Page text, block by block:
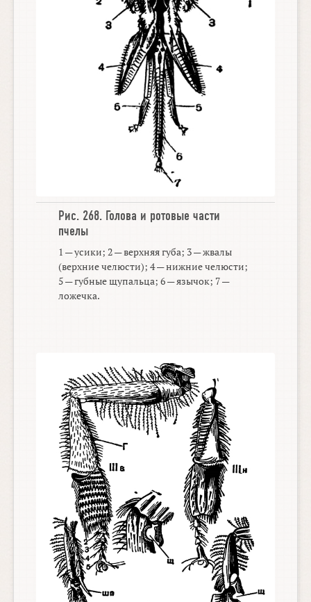
Рис. 268. Голова и ротовые части
пчелы
1 — усики; 2 — верхняя губа; 3 — жвалы
(верхние челюсти); 4 — нижние челюсти;
5 — губные щупальца; 6 — язычок; 7 —
ложечка.